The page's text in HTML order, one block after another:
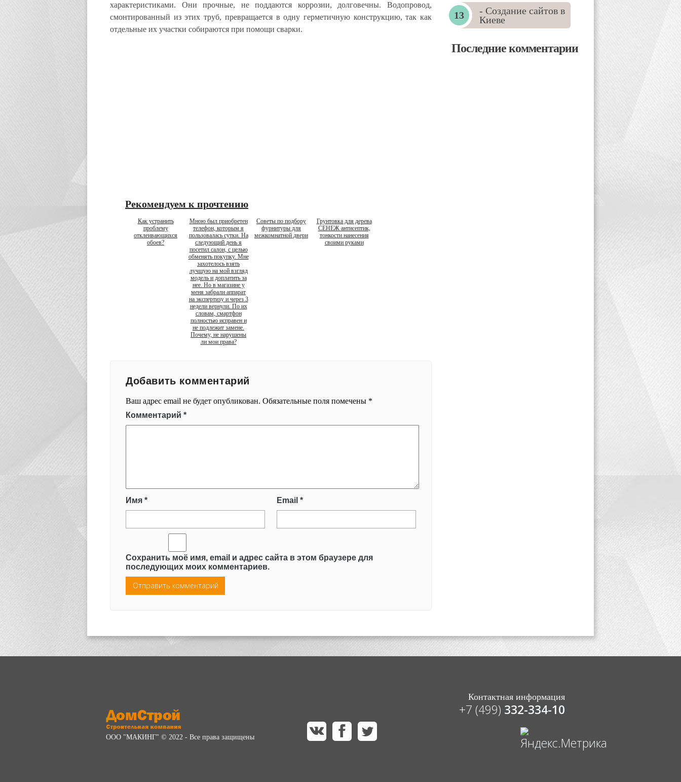
характеристиками. Они прочные, не поддаются коррозии, долговечны. Водопровод,
смонтированный из этих труб, превращается в одну герметичную конструкцию, так как
отдельные их участки собираются при помощи сварки.
Рекомендуем к прочтению
Как устранить
проблему
отклеивающихся
обоев?
Мною был приобретен
телефон, которым я
пользовалась сутки. На
следующий день я
посетил салон, с целью
обменять покупку. Мне
захотелось взять
лучшую на мой взгляд
модель и доплатить за
нее. Но в магазине у
меня забрали аппарат
на экспертизу и через 3
недели вернули. По их
словам, смартфон
полностью исправен и
не подлежит замене.
Почему, не нарушены
ли мои права?
Советы по подбору
фурнитуры для
межкомнатной двери
Грунтовка для дерева
СЕНЕЖ антисептик,
тонкости нанесения
своими руками
Добавить комментарий
Ваш адрес email не будет опубликован. Обязательные поля помечены *
Комментарий *
Имя * Email *
Сохранить моё имя, email и адрес сайта в этом браузере для
последующих моих комментариев.
- Создание сайтов в
Киеве
Последние комментарии
ООО "МАКИНГ" © 2022 - Все права защищены
Контактная информация
+7 (499) 332-334-10